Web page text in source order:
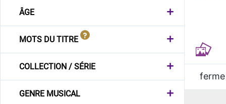
ÂGE
MOTS DU TITRE
COLLECTION / SÉRIE
GENRE MUSICAL
ferme